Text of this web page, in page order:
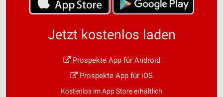
Jetzt kostenlos laden
Prospekte App für Android
Prospekte App für iOS
Kostenlos im App Store erhältlich